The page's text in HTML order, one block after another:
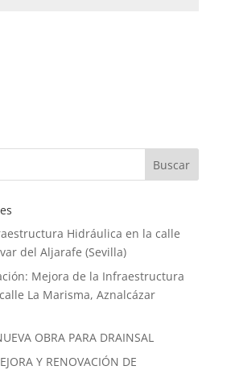
Hidráulica en la calle
del Aljarafe (Sevilla)
Mejora de la Infraestructura
La Marisma, Aznalcázar
OBRA PARA DRAINSAL
Y RENOVACIÓN DE